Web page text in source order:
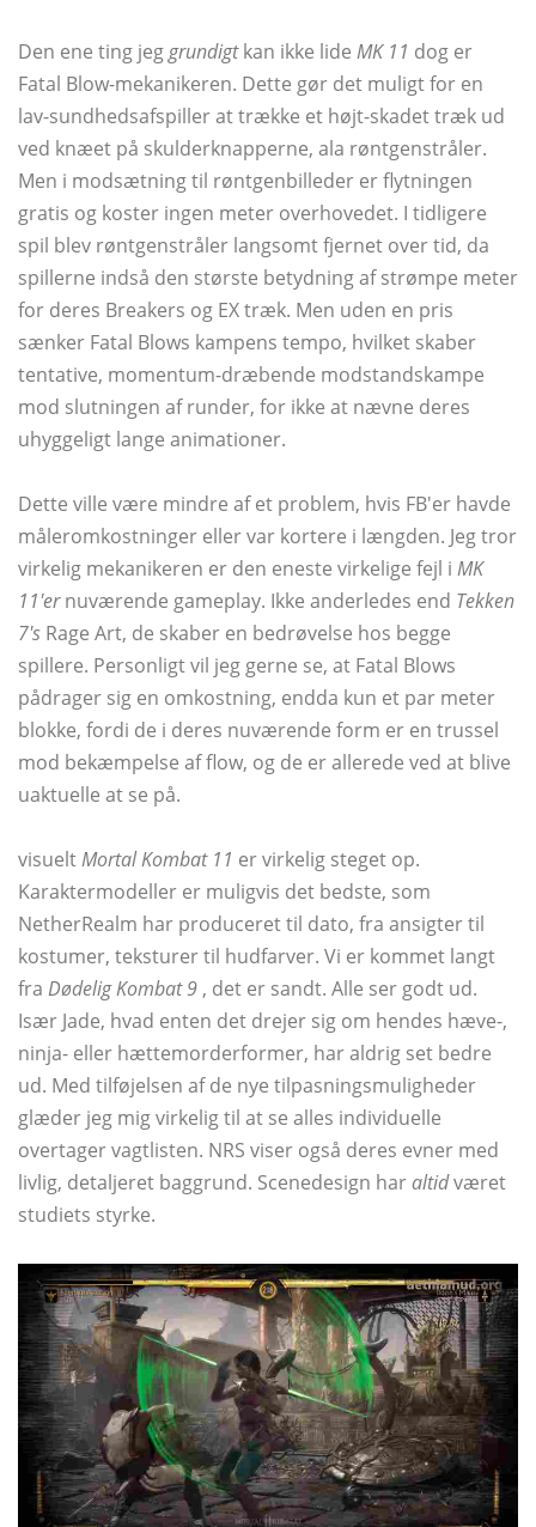
Den ene ting jeg grundigtkan ikke lide MK 11 dog er
Fatal Blow-mekanikeren. Dette gør det muligt for en
lav-sundhedsafspiller at trække et højt-skadet træk ud
ved knæet på skulderknapperne, ala røntgenstråler.
Men i modsætning til røntgenbilleder er flytningen
gratis og koster ingen meter overhovedet. I tidligere
spil blev røntgenstråler langsomt fjernet over tid, da
spillerne indså den største betydning af strømpe meter
for deres Breakers og EX træk. Men uden en pris
sænker Fatal Blows kampens tempo, hvilket skaber
tentative, momentum-dræbende modstandskampe
mod slutningen af ​​runder, for ikke at nævne deres
uhyggeligt lange animationer.
Dette ville være mindre af et problem, hvis FB'er havde
måleromkostninger eller var kortere i længden. Jeg tror
virkelig mekanikeren er den eneste virkelige fejl i MK
11'ernuværende gameplay. Ikke anderledes end Tekken
7's Rage Art, de skaber en bedrøvelse hos begge
spillere. Personligt vil jeg gerne se, at Fatal Blows
pådrager sig en omkostning, endda kun et par meter
blokke, fordi de i deres nuværende form er en trussel
mod bekæmpelse af flow, og de er allerede ved at blive
uaktuelle at se på.
visueltMortal Kombat 11 er virkelig steget op.
Karaktermodeller er muligvis det bedste, som
NetherRealm har produceret til dato, fra ansigter til
kostumer, teksturer til hudfarver. Vi er kommet langt
fra Dødelig Kombat 9 , det er sandt. Alle ser godt ud.
Især Jade, hvad enten det drejer sig om hendes hæve-,
ninja- eller hættemorderformer, har aldrig set bedre
ud. Med tilføjelsen af ​​de nye tilpasningsmuligheder
glæder jeg mig virkelig til at se alles individuelle
overtager vagtlisten. NRS viser også deres evner med
livlig, detaljeret baggrund. Scenedesign haraltidværet
studiets styrke.